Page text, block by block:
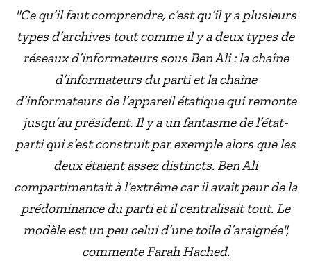
"Ce qu’il faut comprendre, c’est qu’il y a plusieurs
types d’archives tout comme il y a deux types de
réseaux d’informateurs sous Ben Ali : la chaîne
d’informateurs du parti et la chaîne
d’informateurs de l’appareil étatique qui remonte
jusqu’au président. Il y a un fantasme de l’état-
parti qui s’est construit par exemple alors que les
deux étaient assez distincts. Ben Ali
compartimentait à l’extrême car il avait peur de la
prédominance du parti et il centralisait tout. Le
modèle est un peu celui d’une toile d’araignée",
commente Farah Hached.